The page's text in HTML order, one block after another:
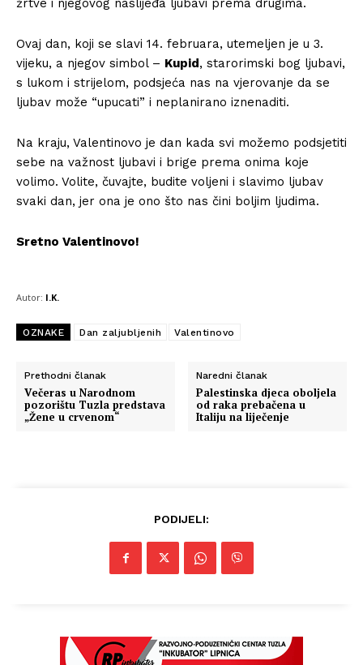
žrtve i njegovog naslijeđa ljubavi prema drugima.
Ovaj dan, koji se slavi 14. februara, utemeljen je u 3.
vijeku, a njegov simbol – Kupid, starorimski bog ljubavi,
s lukom i strijelom, podsjeća nas na vjerovanje da se
ljubav može “upucati” i neplanirano iznenaditi.
Na kraju, Valentinovo je dan kada svi možemo podsjetiti
sebe na važnost ljubavi i brige prema onima koje
volimo. Volite, čuvajte, budite voljeni i slavimo ljubav
svaki dan, jer ona je ono što nas čini boljim ljudima.
Sretno Valentinovo!
Autor: I.K.
OZNAKE Dan zaljubljenih Valentinovo
Prethodni članak
Večeras u Narodnom
pozorištu Tuzla predstava
„Žene u crvenom“
Naredni članak
Palestinska djeca oboljela
od raka prebačena u
Italiju na liječenje
PODIJELI: